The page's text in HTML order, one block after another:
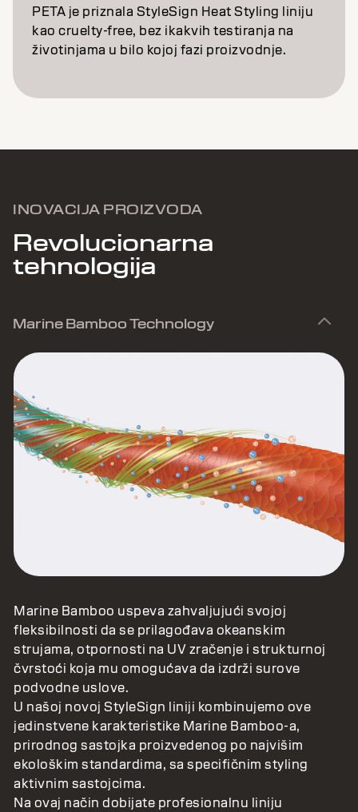
PETA je priznala StyleSign Heat Styling liniju
kao cruelty-free, bez ikakvih testiranja na
životinjama u bilo kojoj fazi proizvodnje.
INOVACIJA PROIZVODA
Revolucionarna
tehnologija
Marine Bamboo Technology
Marine Bamboo uspeva zahvaljujući svojoj
fleksibilnosti da se prilagođava okeanskim
strujama, otpornosti na UV zračenje i strukturnoj
čvrstoći koja mu omogućava da izdrži surove
podvodne uslove.
U našoj novoj StyleSign liniji kombinujemo ove
jedinstvene karakteristike Marine Bamboo-a,
prirodnog sastojka proizvedenog po najvišim
ekološkim standardima, sa specifičnim styling
aktivnim sastojcima.
Na ovaj način dobijate profesionalnu liniju